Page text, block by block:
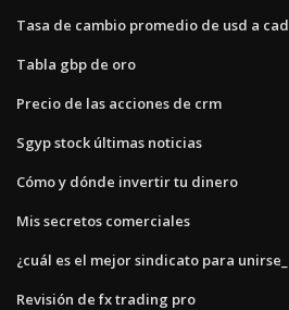
Tasa de cambio promedio de usd a cad
Tabla gbp de oro
Precio de las acciones de crm
Sgyp stock últimas noticias
Cómo y dónde invertir tu dinero
Mis secretos comerciales
¿cuál es el mejor sindicato para unirse_
Revisión de fx trading pro